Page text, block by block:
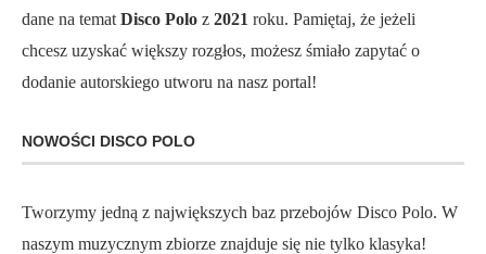
dane na temat Disco Polo z 2021 roku. Pamiętaj, że jeżeli
chcesz uzyskać większy rozgłos, możesz śmiało zapytać o
dodanie autorskiego utworu na nasz portal!
NOWOŚCI DISCO POLO
Tworzymy jedną z największych baz przebojów Disco Polo. W
naszym muzycznym zbiorze znajduje się nie tylko klasyka!